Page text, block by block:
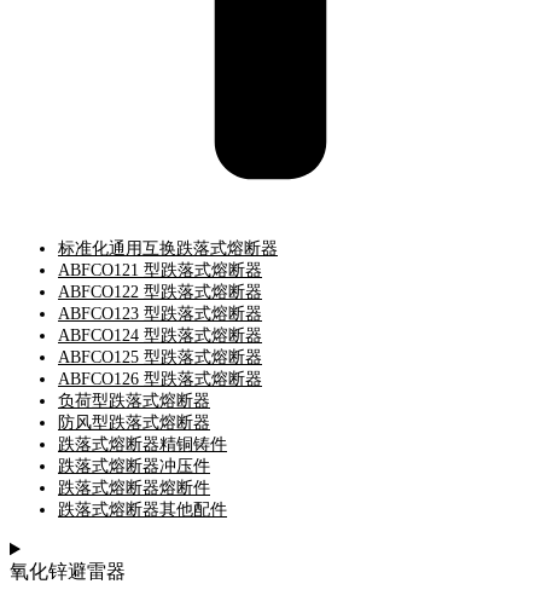
标准化通用互换跌落式熔断器
ABFCO121 型跌落式熔断器
ABFCO122 型跌落式熔断器
ABFCO123 型跌落式熔断器
ABFCO124 型跌落式熔断器
ABFCO125 型跌落式熔断器
ABFCO126 型跌落式熔断器
负荷型跌落式熔断器
防风型跌落式熔断器
跌落式熔断器精铜铸件
跌落式熔断器冲压件
跌落式熔断器熔断件
跌落式熔断器其他配件
氧化锌避雷器